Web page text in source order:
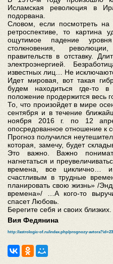
Исламская революция в
подорвана.
Словом, если посмотреть на
ретроспективе, то
ощутимое падение
столкновения,
правительств в отставку.
электроэнергией.
известных лиц… Не
Идет мировая, вот такая
будем находиться где-то
положение продержится весь
То, что произойдет в мире
сентября и в течение
ноября 2016 г. по 12
опосредованное отношение к
Прогноз получился
которая, замечу, будет
Это важно. Важно
нагнетаться и
времена, все
счастливым в трудные
планировать свою жизнь» /
времена»/ …А кого-то
спасет Любовь.
Берегите себя и своих близких.
Вия Федянина
http://astrologic-of.ru/index.php/prognozy-